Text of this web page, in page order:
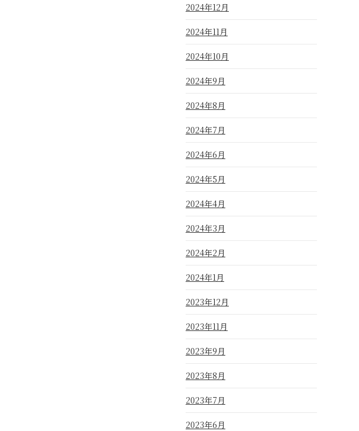
2024年12月
2024年11月
2024年10月
2024年9月
2024年8月
2024年7月
2024年6月
2024年5月
2024年4月
2024年3月
2024年2月
2024年1月
2023年12月
2023年11月
2023年9月
2023年8月
2023年7月
2023年6月